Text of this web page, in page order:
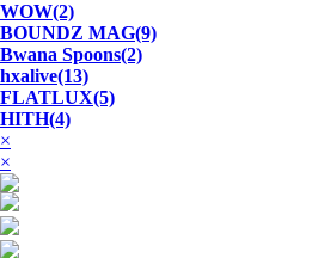
WOW(2)
BOUNDZ MAG(9)
Bwana Spoons(2)
hxalive(13)
FLATLUX(5)
HITH(4)
×
×